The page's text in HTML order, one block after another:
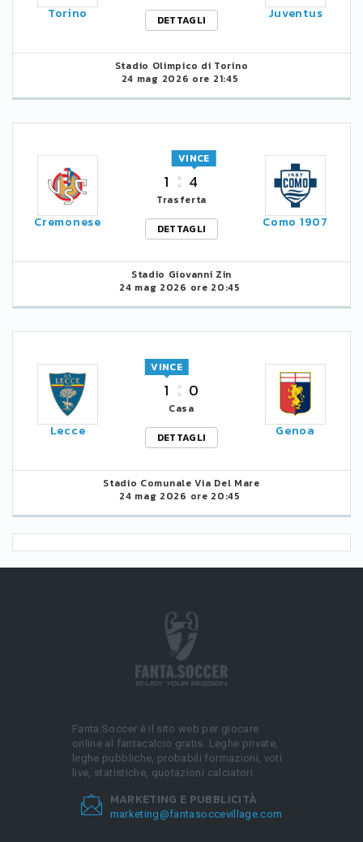
Torino
DETTAGLI
Juventus
Stadio Olimpico di Torino
24 mag 2026 ore 21:45
Cremonese
1 4
VINCE
Trasferta
DETTAGLI
Como 1907
Stadio Giovanni Zin
24 mag 2026 ore 20:45
Lecce
1
VINCE
0
Casa
DETTAGLI
Genoa
Stadio Comunale Via Del Mare
24 mag 2026 ore 20:45
Fanta.Soccer è il sito web per giocare
online al fantacalcio gratis. Leghe private,
leghe pubbliche, probabili formazioni, voti
live, statistiche, quotazioni calciatori.
MARKETING E PUBBLICITÀ
marketing@fantasoccevillage.com